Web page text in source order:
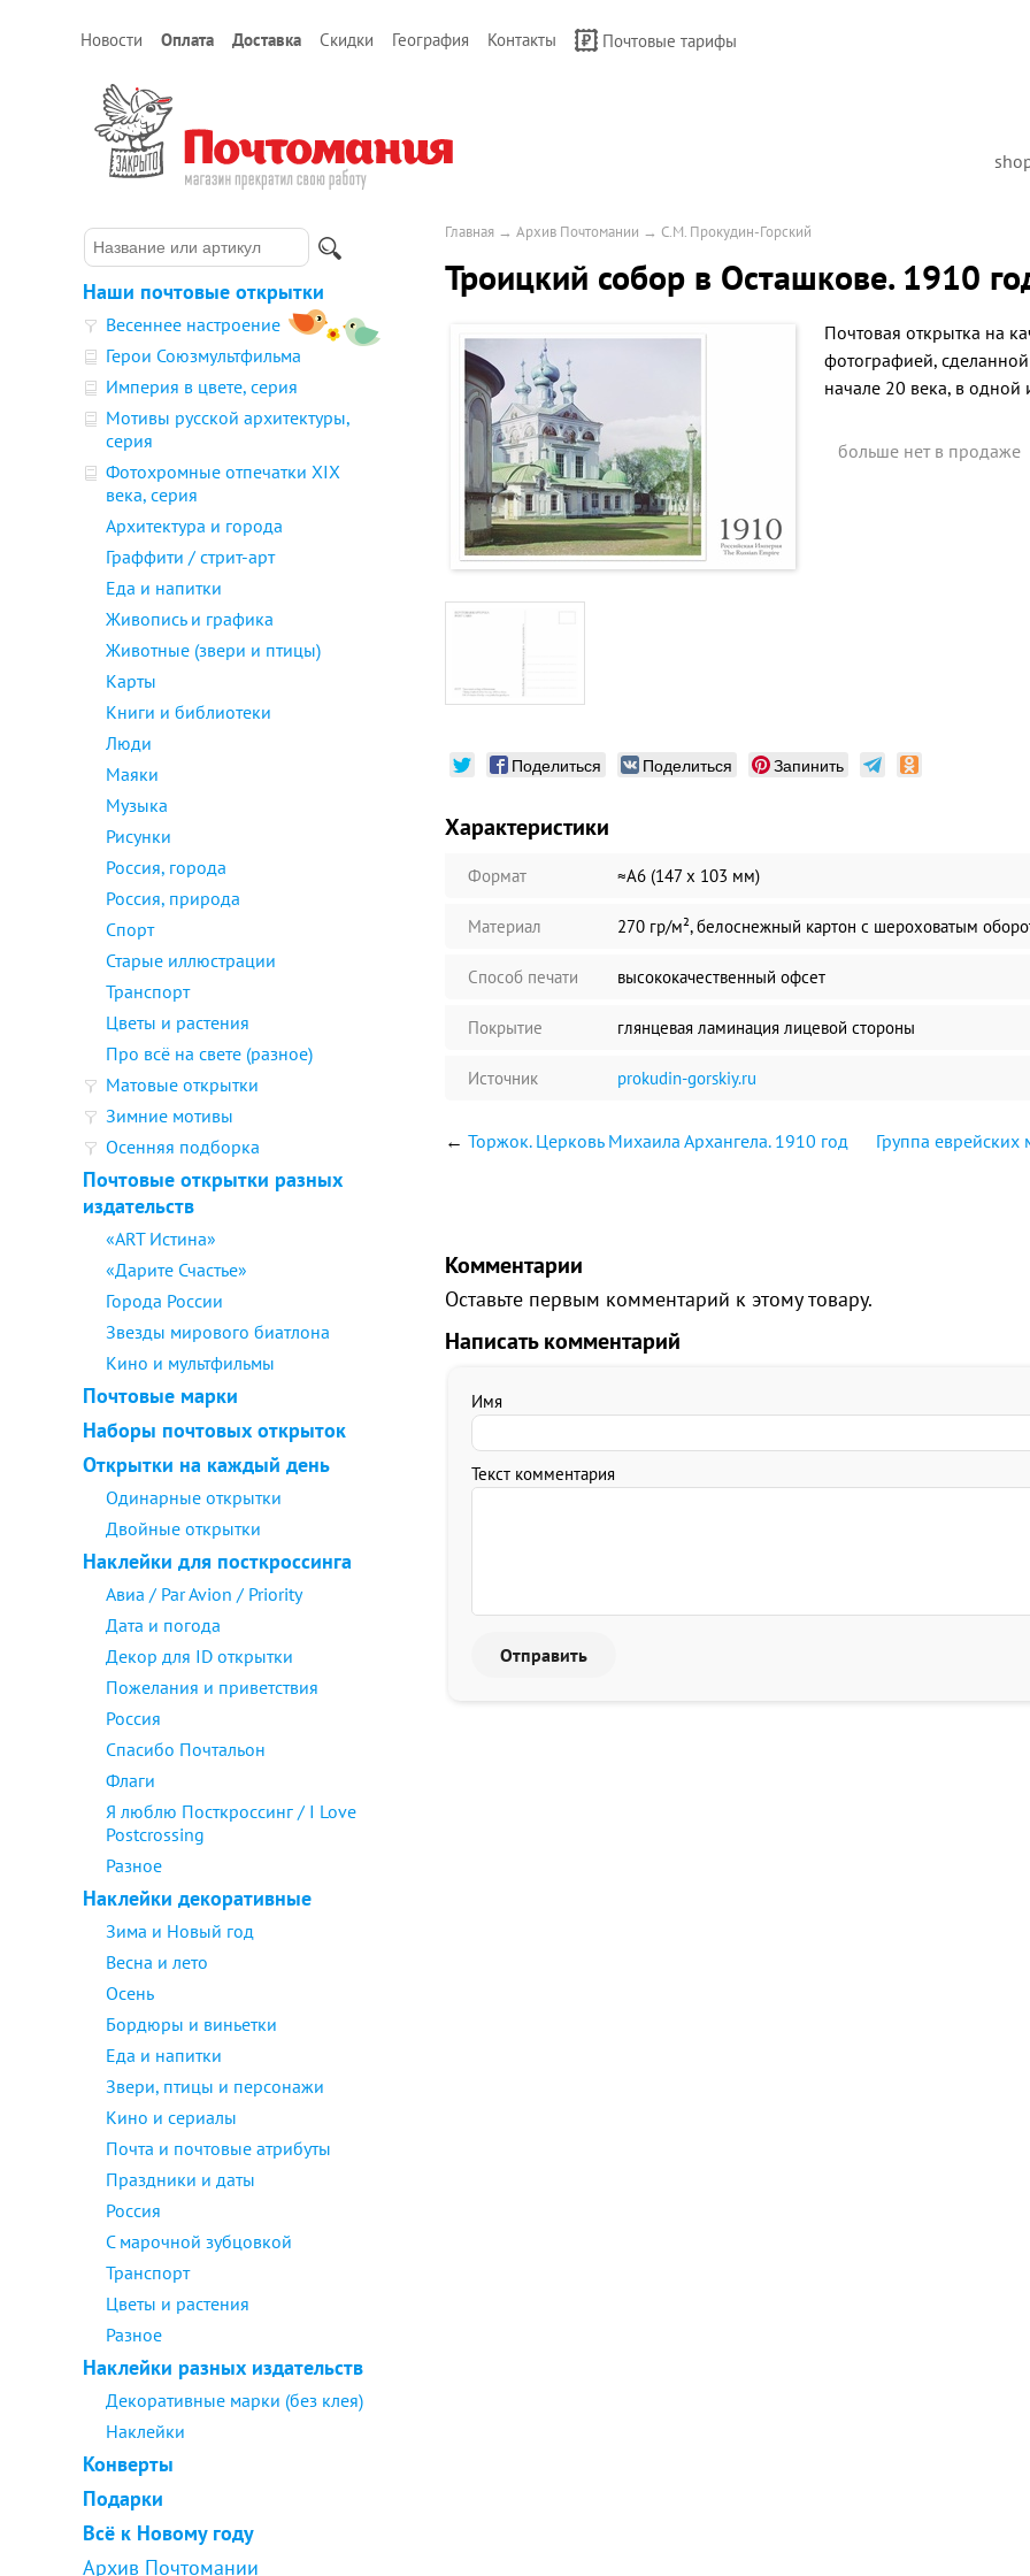
Новости Оплата Доставка Скидки География Контакты Почтовые тарифы
Наши почтовые открытки
Весеннее настроение
Герои Союзмультфильма
Империя в цвете, серия
Мотивы русской архитектуры,
серия
Фотохромные отпечатки XIX
века, серия
Архитектура и города
Граффити / стрит-арт
Еда и напитки
Живопись и графика
Животные (звери и птицы)
Карты
Книги и библиотеки
Люди
Маяки
Музыка
Рисунки
Россия, города
Россия, природа
Спорт
Старые иллюстрации
Транспорт
Цветы и растения
Про всё на свете (разное)
Матовые открытки
Зимние мотивы
Осенняя подборка
Почтовые открытки разных
издательств
«ART Истина»
«Дарите Счастье»
Города России
Звезды мирового биатлона
Кино и мультфильмы
Почтовые марки
Наборы почтовых открыток
Открытки на каждый день
Одинарные открытки
Двойные открытки
Наклейки для посткроссинга
Авиа / Par Avion / Priority
Дата и погода
Декор для ID открытки
Пожелания и приветствия
Россия
Спасибо Почтальон
Флаги
Я люблю Посткроссинг / I Love
Postcrossing
Разное
Наклейки декоративные
Зима и Новый год
Весна и лето
Осень
Бордюры и виньетки
Еда и напитки
Звери, птицы и персонажи
Кино и сериалы
Почта и почтовые атрибуты
Праздники и даты
Россия
С марочной зубцовкой
Транспорт
Цветы и растения
Разное
Наклейки разных издательств
Декоративные марки (без клея)
Наклейки
Конверты
Подарки
Всё к Новому году
Архив Почтомании
Главная → Архив Почтомании → С.М. Прокудин-Горский
Троицкий собор в Осташкове. 1910
Почтовая открытка на
фотографией,
начале 20 века, в
больше нет в продаже
Поделиться Поделиться Запинить
Характеристики
Формат ≈А6 (147 х 103 мм)
Материал 270 гр/м², белоснежный картон с шероховатым
Способ печати высококачественный офсет
Покрытие глянцевая ламинация лицевой стороны
Источник prokudin-gorskiy.ru
← Торжок. Церковь Михаила Архангела. 1910 год Группа еврейских
Комментарии
Оставьте первым комментарий к этому товару.
Написать комментарий
Имя
Текст комментария